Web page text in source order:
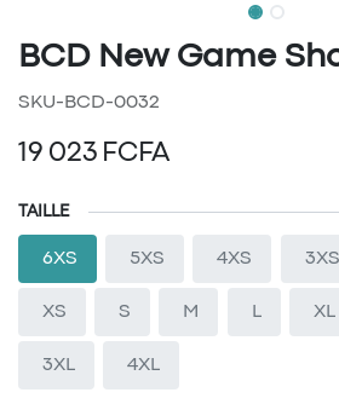
BCD New Game
SKU-BCD-0032
19 023 FCFA
TAILLE
6XS 5XS 4XS 3XS
XS S M L XL
3XL 4XL